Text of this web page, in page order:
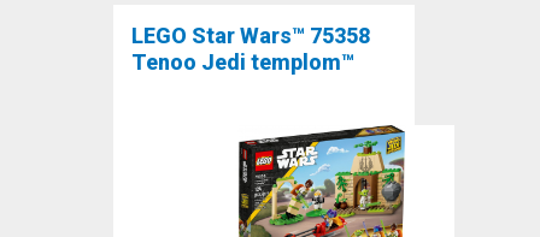
LEGO Star Wars™ 75358
Tenoo Jedi templom™